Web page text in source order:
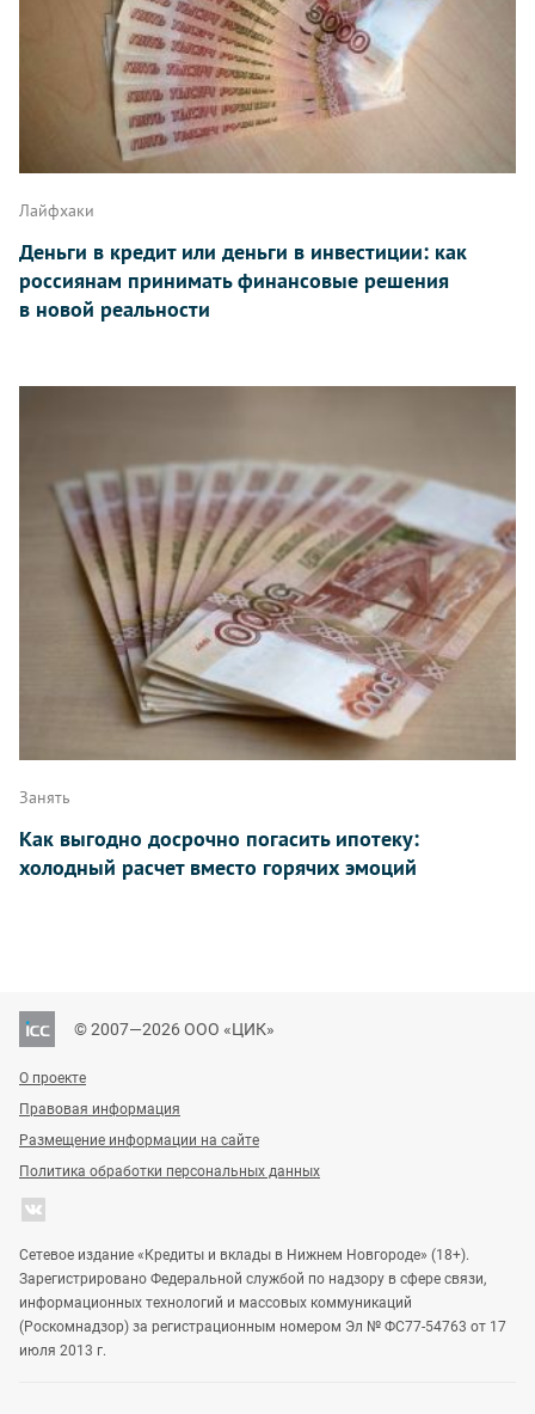
Лайфхаки
Деньги в кредит или деньги в инвестиции: как
россиянам принимать финансовые решения
в новой реальности
Занять
Как выгодно досрочно погасить ипотеку:
холодный расчет вместо горячих эмоций
© 2007—2026 ООО «ЦИК»
О проекте
Правовая информация
Размещение информации на сайте
Политика обработки персональных данных
Сетевое издание «Кредиты и вклады в Нижнем Новгороде» (18+).
Зарегистрировано Федеральной службой по надзору в сфере связи,
информационных технологий и массовых коммуникаций
(Роскомнадзор) за регистрационным номером Эл № ФС77-54763 от 17
июля 2013 г.